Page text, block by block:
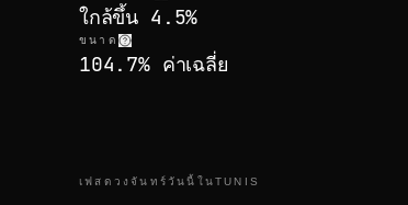
ใกล้ขึ้น 4.5%
ขนาด
104.7% ค่าเฉลี่ย
เฟสดวงจันทร์วันนี้ในTUNIS